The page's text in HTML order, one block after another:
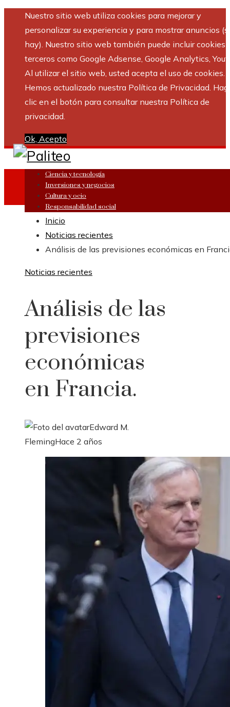
Nuestro sitio web utiliza cookies para mejorar y
personalizar su experiencia y para mostrar anuncios
hay). Nuestro sitio web también puede incluir cookies
terceros como Google Adsense, Google Analytics,
Al utilizar el sitio web, usted acepta el uso de cookies.
Hemos actualizado nuestra Política de Privacidad.
clic en el botón para consultar nuestra Política de
privacidad.
Ok, Acepto
Ciencia y tecnología
Inversiones y negocios
Cultura y ocio
Responsabilidad social
Inicio
Noticias recientes
Análisis de las previsiones económicas en
Noticias recientes
Análisis de las
previsiones
económicas
en Francia.
Edward M.
FlemingHace 2 años